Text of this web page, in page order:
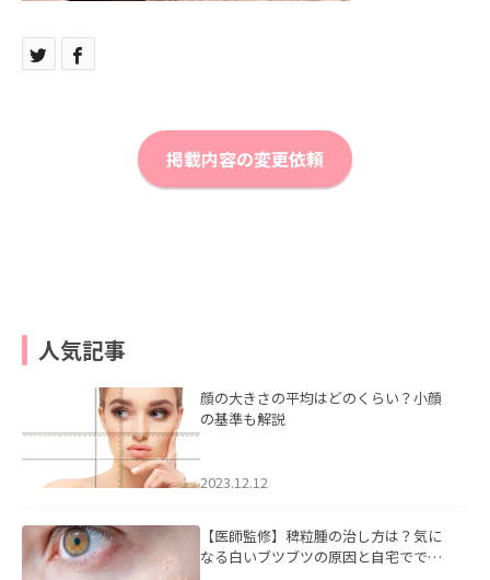
掲載内容の変更依頼
人気記事
顔の大きさの平均はどのくらい？小顔
の基準も解説
2023.12.12
【医師監修】稗粒腫の治し方は？気に
なる白いブツブツの原因と自宅ででき